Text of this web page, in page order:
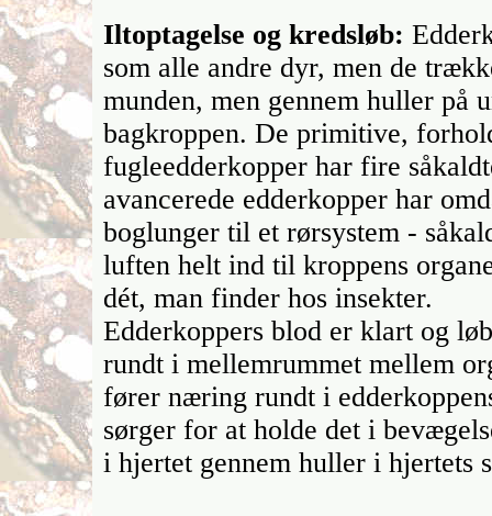
Iltoptagelse og kredsløb:
som alle andre dyr, men de
munden, men gennem huller på
bagkroppen. De primitive,
fugleedderkopper har fire
avancerede edderkopper har
boglunger til et rørsystem -
luften helt ind til kroppens
dét, man finder hos insekter.
Edderkoppers blod er klart og
rundt i mellemrummet mellem
fører næring rundt i
sørger for at holde det i
i hjertet gennem huller i hjertets